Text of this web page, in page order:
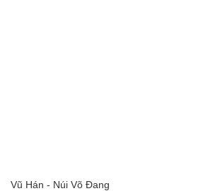
Vũ Hán - Núi Võ Đang